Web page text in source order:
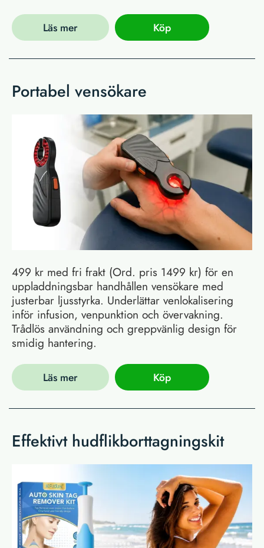
Läs mer Köp
Portabel vensökare
499 kr med fri frakt (Ord. pris 1499 kr) för en
uppladdningsbar handhållen vensökare med
justerbar ljusstyrka. Underlättar venlokalisering
inför infusion, venpunktion och övervakning.
Trådlös användning och greppvänlig design för
smidig hantering.
Läs mer Köp
Effektivt hudflikborttagningskit